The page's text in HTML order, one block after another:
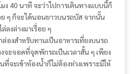
มง 40 นาที จะว่าไปการเดินทางแบบนี้ก็
ย ๆ ก็จะได้นอนยาวบนรถบัส จากนั้น
ลงล่างมาเรื่อย ๆ
องสำหรับทานเป็นอาหารเที่ยงบนรถ
จะจอดที่จุดพักรถเป็นเวลาสั้น ๆ เพียง
จะเข้าห้องน้ำก็ไม่ต้องห่วงเพราะมีให้